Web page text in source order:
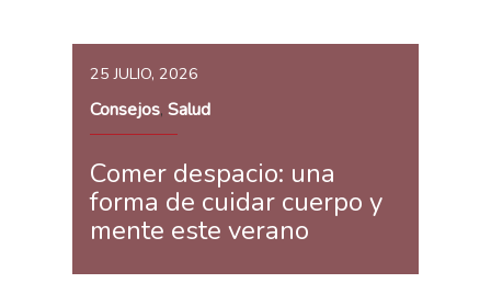
25 JULIO, 2026
Consejos, Salud
Comer despacio: una
forma de cuidar cuerpo y
mente este verano